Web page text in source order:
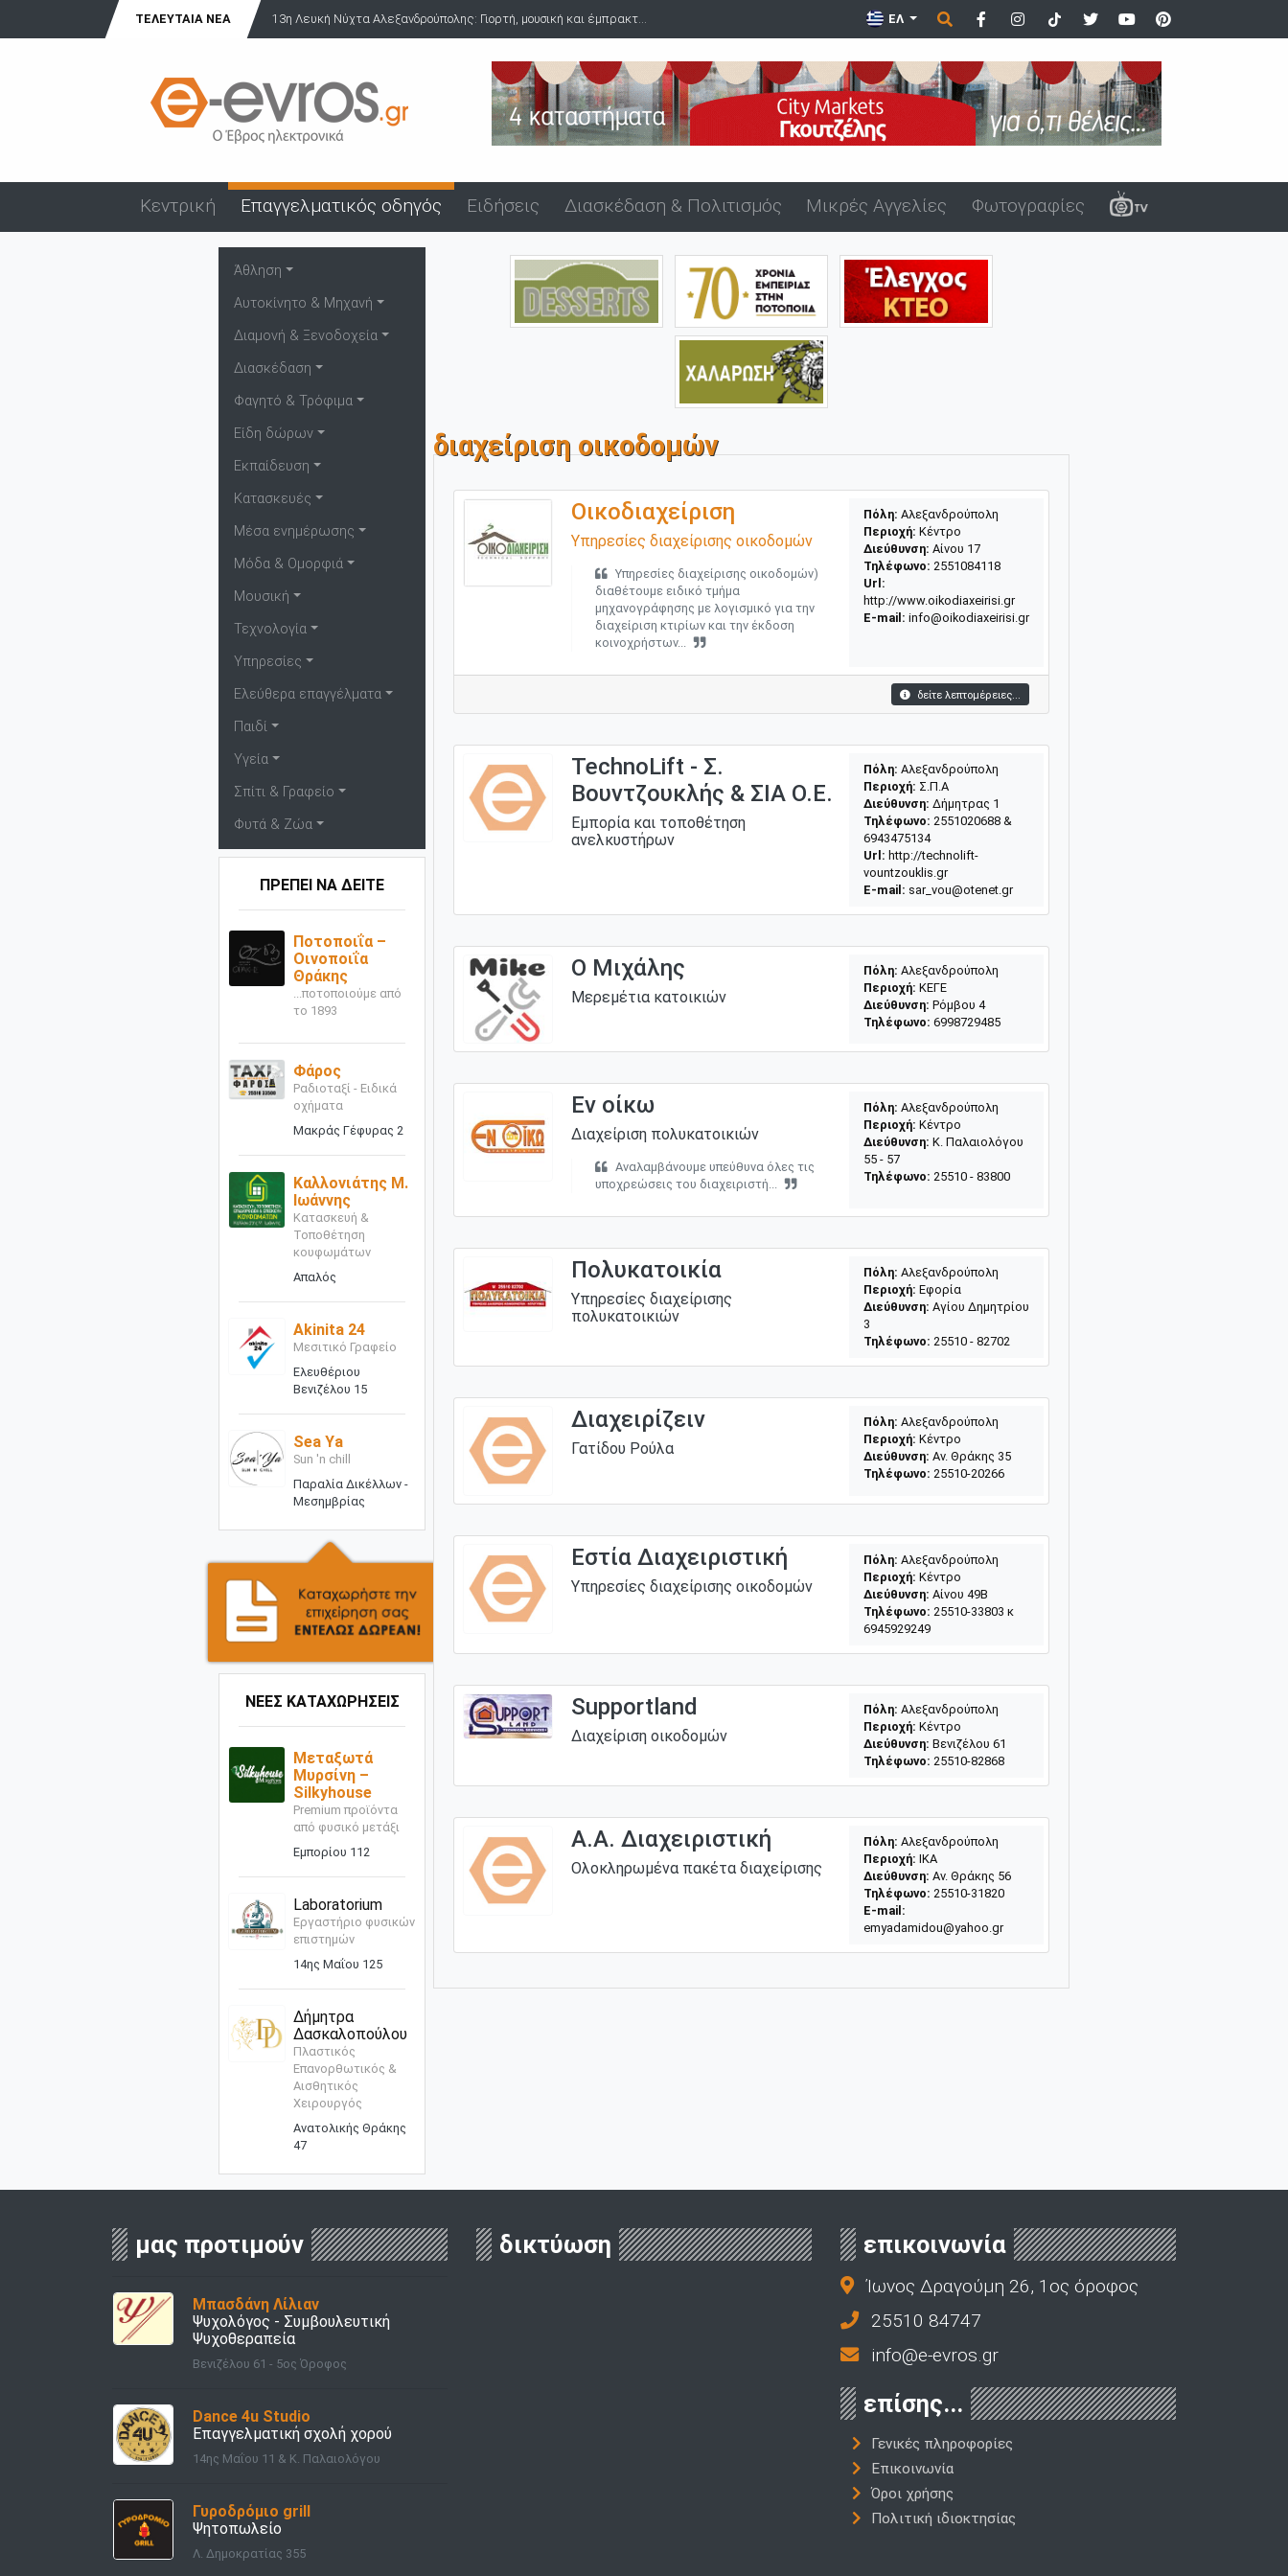
ΤΕΛΕΥΤΑΊΑ ΝΈΑ 13η Λευκή Νύχτα Αλεξανδρούπολης: Γιορτή, μουσική και έμπρακτ... ΕΛ
Κεντρική Επαγγελματικός οδηγός Ειδήσεις Διασκέδαση & Πολιτισμός Μικρές Αγγελίες Φωτογραφίες
Άθληση
Αυτοκίνητο & Μηχανή
Διαμονή & Ξενοδοχεία
Διασκέδαση
Φαγητό & Τρόφιμα
Είδη δώρων
Εκπαίδευση
Κατασκευές
Μέσα ενημέρωσης
Μόδα & Ομορφιά
Μουσική
Τεχνολογία
Υπηρεσίες
Ελεύθερα επαγγέλματα
Παιδί
Υγεία
Σπίτι & Γραφείο
Φυτά & Ζώα
ΠΡΕΠΕΙ ΝΑ ΔΕΙΤΕ
Ποτοποιΐα –
Οινοποιΐα
Θράκης
...ποτοποιούμε από
το 1893
Φάρος
Ραδιοταξί - Ειδικά
οχήματα
Μακράς Γέφυρας 2
Καλλονιάτης Μ.
Ιωάννης
Κατασκευή &
Τοποθέτηση
κουφωμάτων
Απαλός
Akinita 24
Μεσιτικό Γραφείο
Ελευθέριου
Βενιζέλου 15
Sea Ya
Sun 'n chill
Παραλία Δικέλλων -
Μεσημβρίας
ΝΕΕΣ ΚΑΤΑΧΩΡΗΣΕΙΣ
Μεταξωτά
Μυρσίνη –
Silkyhouse
Premium προϊόντα
από φυσικό μετάξι
Εμπορίου 112
Laboratorium
Εργαστήριο φυσικών
επιστημών
14ης Μαΐου 125
Δήμητρα
Δασκαλοπούλου
Πλαστικός
Επανορθωτικός &
Αισθητικός
Χειρουργός
Ανατολικής Θράκης
47
διαχείριση οικοδομών
Οικοδιαχείριση
Υπηρεσίες διαχείρισης οικοδομών
Υπηρεσίες διαχείρισης οικοδομών)
διαθέτουμε ειδικό τμήμα
μηχανογράφησης με λογισμικό για την
διαχείριση κτιρίων και την έκδοση
κοινοχρήστων...
Πόλη: Αλεξανδρούπολη
Περιοχή: Κέντρο
Διεύθυνση: Αίνου 17
Τηλέφωνο: 2551084118
Url:
http://www.oikodiaxeirisi.gr
E-mail: info@oikodiaxeirisi.gr
δείτε λεπτομέρειες...
TechnoLift - Σ.
Βουντζουκλής & ΣΙΑ Ο.Ε.
Εμπορία και τοποθέτηση
ανελκυστήρων
Πόλη: Αλεξανδρούπολη
Περιοχή: Σ.Π.Α
Διεύθυνση: Δήμητρας 1
Τηλέφωνο: 2551020688 &
6943475134
Url: http://technolift-
vountzouklis.gr
E-mail: sar_vou@otenet.gr
Ο Μιχάλης
Μερεμέτια κατοικιών
Πόλη: Αλεξανδρούπολη
Περιοχή: ΚΕΓΕ
Διεύθυνση: Ρόμβου 4
Τηλέφωνο: 6998729485
Εν οίκω
Διαχείριση πολυκατοικιών
Αναλαμβάνουμε υπεύθυνα όλες τις
υποχρεώσεις του διαχειριστή...
Πόλη: Αλεξανδρούπολη
Περιοχή: Κέντρο
Διεύθυνση: Κ. Παλαιολόγου
55 - 57
Τηλέφωνο: 25510 - 83800
Πολυκατοικία
Υπηρεσίες διαχείρισης
πολυκατοικιών
Πόλη: Αλεξανδρούπολη
Περιοχή: Εφορία
Διεύθυνση: Αγίου Δημητρίου
3
Τηλέφωνο: 25510 - 82702
Διαχειρίζειν
Γατίδου Ρούλα
Πόλη: Αλεξανδρούπολη
Περιοχή: Κέντρο
Διεύθυνση: Αν. Θράκης 35
Τηλέφωνο: 25510-20266
Εστία Διαχειριστική
Υπηρεσίες διαχείρισης οικοδομών
Πόλη: Αλεξανδρούπολη
Περιοχή: Κέντρο
Διεύθυνση: Αίνου 49Β
Τηλέφωνο: 25510-33803 κ
6945929249
Supportland
Διαχείριση οικοδομών
Πόλη: Αλεξανδρούπολη
Περιοχή: Κέντρο
Διεύθυνση: Βενιζέλου 61
Τηλέφωνο: 25510-82868
A.A. Διαχειριστική
Ολοκληρωμένα πακέτα διαχείρισης
Πόλη: Αλεξανδρούπολη
Περιοχή: ΙΚΑ
Διεύθυνση: Αν. Θράκης 56
Τηλέφωνο: 25510-31820
E-mail:
emyadamidou@yahoo.gr
μας προτιμούν
Μπασδάνη Λίλιαν
Ψυχολόγος - Συμβουλευτική
Ψυχοθεραπεία
Βενιζέλου 61 - 5ος Όροφος
Dance 4u Studio
Επαγγελματική σχολή χορού
14ης Μαΐου 11 & Κ. Παλαιολόγου
Γυροδρόμιο grill
Ψητοπωλείο
Λ. Δημοκρατίας 355
δικτύωση επικοινωνία
Ίωνος Δραγούμη 26, 1ος όροφος
25510 84747
info@e-evros.gr
επίσης...
Γενικές πληροφορίες
Επικοινωνία
Όροι χρήσης
Πολιτική ιδιοκτησίας